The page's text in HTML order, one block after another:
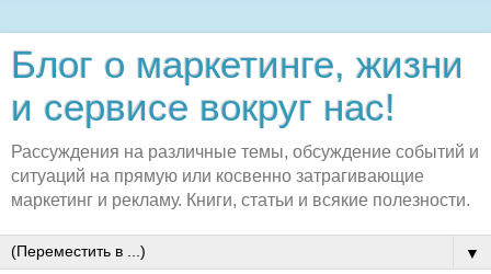
Блог о маркетинге, жизни
и сервисе вокруг нас!
Рассуждения на различные темы, обсуждение событий и
ситуаций на прямую или косвенно затрагивающие
маркетинг и рекламу. Книги, статьи и всякие полезности.
▼